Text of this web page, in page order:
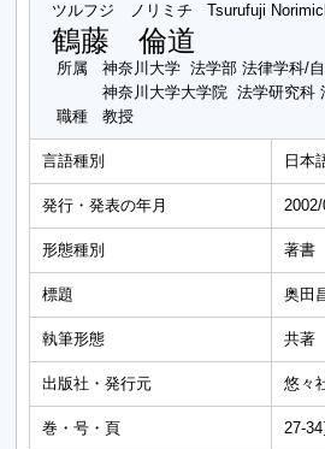
ツルフジ ノリミチ Tsurufuji
鶴藤 倫道
所属
神奈川大学 法学部 法律学科/
神奈川大学大学院 法学研究科
職種
教授
言語種別 日本
発行・発表の年月
形態種別 著書
標題 奥田
執筆形態 共著
出版社・発行元 悠々
巻・号・頁 27-